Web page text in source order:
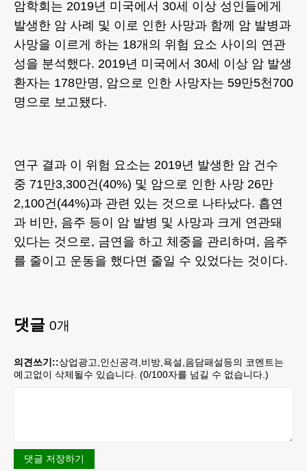
암학회는 2019년 미국에서 30세 이상 성인들에게
발생한 암 사례 및 이로 인한 사망과 함께 암 발병과
사망을 이르게 하는 18개의 위험 요소 사이의 연관
성을 분석했다. 2019년 미국에서 30세 이상 암 발생
환자는 178만명, 암으로 인한 사망자는 59만5천700
명으로 보고됐다.
연구 결과 이 위험 요소는 2019년 발생한 암 건수
중 71만3,300건(40%) 및 암으로 인한 사망 26만
2,100건(44%)과 관련 있는 것으로 나타났다. 흡연
과 비만, 음주 등이 암 발병 및 사망과 크게 연관돼
있다는 것으로, 금연을 하고 체중을 관리하며, 음주
를 줄이고 운동을 했다면 줄일 수 있었다는 것이다.
댓글 0개
의견쓰기::상업광고,인신공격,비방,욕설,음담패설등의 코멘트는
예고없이 삭제될수 있습니다. (0/100자를 넘길 수 없습니다.)
댓글 저장하기